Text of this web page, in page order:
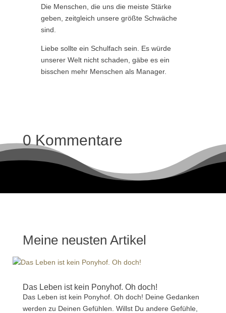
Die Menschen, die uns die meiste Stärke
geben, zeitgleich unsere größte Schwäche
sind.
Liebe sollte ein Schulfach sein. Es würde
unserer Welt nicht schaden, gäbe es ein
bisschen mehr Menschen als Manager.
0 Kommentare
Meine neusten Artikel
Das Leben ist kein Ponyhof. Oh doch!
Das Leben ist kein Ponyhof. Oh doch! Deine Gedanken
werden zu Deinen Gefühlen. Willst Du andere Gefühle,